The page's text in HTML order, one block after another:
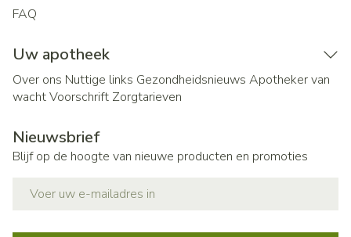
FAQ
Uw apotheek
Over ons Nuttige links Gezondheidsnieuws Apotheker van
wachtVoorschrift Zorgtarieven
Nieuwsbrief
Blijf op de hoogte van nieuwe producten en promoties